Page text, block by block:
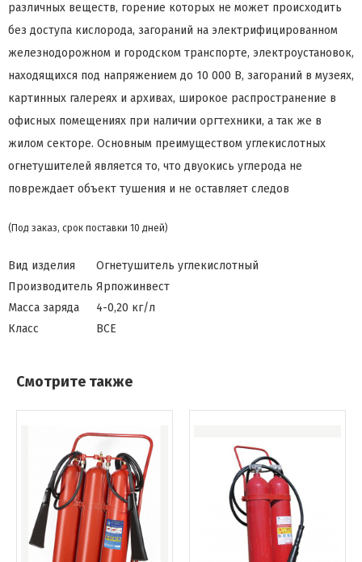
различных веществ, горение которых не может происходить
без доступа кислорода, загораний на электрифицированном
железнодорожном и городском транспорте, электроустановок,
находящихся под напряжением до 10 000 В, загораний в музеях,
картинных галереях и архивах, широкое распространение в
офисных помещениях при наличии оргтехники, а так же в
жилом секторе. Основным преимуществом углекислотных
огнетушителей является то, что двуокись углерода не
повреждает объект тушения и не оставляет следов
(Под заказ, срок поставки 10 дней)
Вид изделия
Огнетушитель углекислотный
Производитель Ярпожинвест
Масса заряда
4-0,20 кг/л
Класс
ВСЕ
Смотрите также